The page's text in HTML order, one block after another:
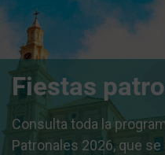
Fiestas
Consulta toda la
Patronales 2026, que